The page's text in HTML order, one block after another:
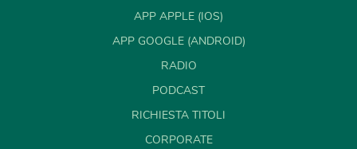
APP APPLE (IOS)
APP GOOGLE (ANDROID)
RADIO
PODCAST
RICHIESTA TITOLI
CORPORATE